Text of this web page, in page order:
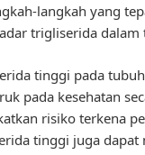
langkah yang
trigliserida dalam
tinggi pada
pada kesehatan
risiko terkena
tinggi juga dapat